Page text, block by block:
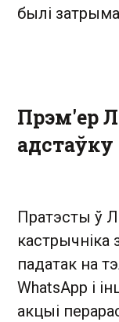
былі
Прэм'ер
адстаўку
Пратэсты ў
кастрычніка
падатак на
WhatsApp і
акцыі